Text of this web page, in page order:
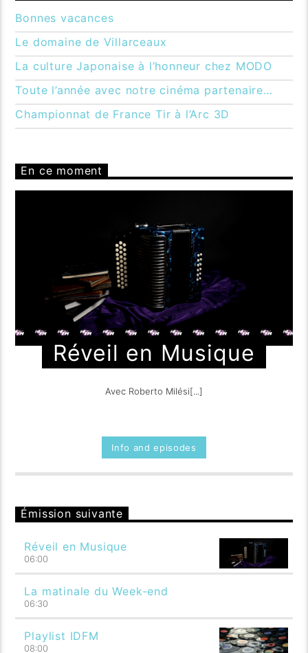
Bonnes vacances
Le domaine de Villarceaux
La culture Japonaise à l’honneur chez MODO
Toute l’année avec notre cinéma partenaire…
Championnat de France Tir à l’Arc 3D
En ce moment
Réveil en Musique
Avec Roberto Milési[...]
Info and episodes
Émission suivante
Réveil en Musique
06:00
La matinale du Week-end
06:30
Playlist IDFM
08:00